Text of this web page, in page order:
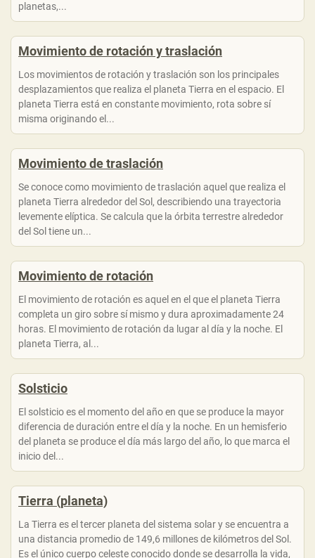
planetas,...
Movimiento de rotación y traslación
Los movimientos de rotación y traslación son los principales
desplazamientos que realiza el planeta Tierra en el espacio. El
planeta Tierra está en constante movimiento, rota sobre sí
misma originando el...
Movimiento de traslación
Se conoce como movimiento de traslación aquel que realiza el
planeta Tierra alrededor del Sol, describiendo una trayectoria
levemente elíptica. Se calcula que la órbita terrestre alrededor
del Sol tiene un...
Movimiento de rotación
El movimiento de rotación es aquel en el que el planeta Tierra
completa un giro sobre sí mismo y dura aproximadamente 24
horas. El movimiento de rotación da lugar al día y la noche. El
planeta Tierra, al...
Solsticio
El solsticio es el momento del año en que se produce la mayor
diferencia de duración entre el día y la noche. En un hemisferio
del planeta se produce el día más largo del año, lo que marca el
inicio del...
Tierra (planeta)
La Tierra es el tercer planeta del sistema solar y se encuentra a
una distancia promedio de 149,6 millones de kilómetros del Sol.
Es el único cuerpo celeste conocido donde se desarrolla la vida,